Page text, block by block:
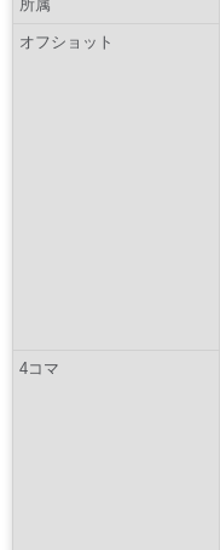
所属
オフショット
4コマ